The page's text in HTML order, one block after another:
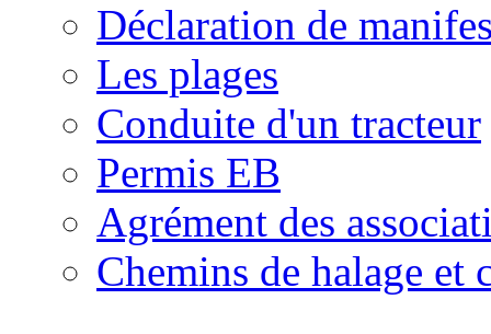
Déclaration de
Les plages
Conduite d'un tracteur
Permis EB
Agrément des
Chemins de halage et